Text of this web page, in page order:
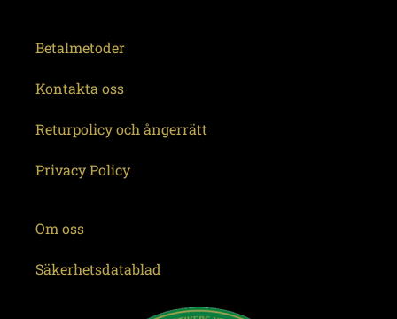
Betalmetoder
Kontakta oss
Returpolicy och ångerrätt
Privacy Policy
Om oss
Säkerhetsdatablad